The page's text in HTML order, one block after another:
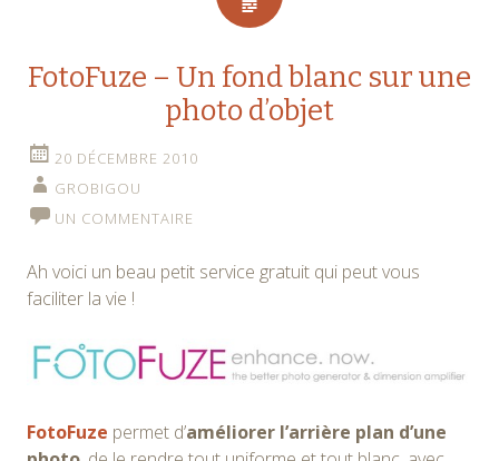
FotoFuze – Un fond blanc sur une
photo d’objet
20 DÉCEMBRE 2010
GROBIGOU
UN COMMENTAIRE
Ah voici un beau petit service gratuit qui peut vous
faciliter la vie !
FotoFuze permet d’améliorer l’arrière plan d’une